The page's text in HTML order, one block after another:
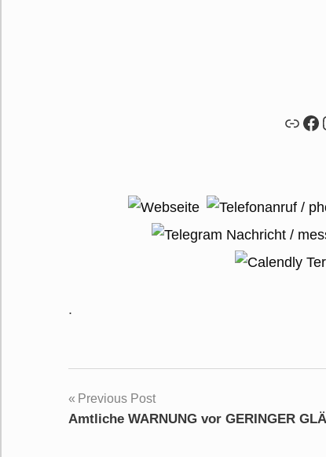
Link
.
Post
Previous Post
Amtliche WARNUNG vor GERINGER